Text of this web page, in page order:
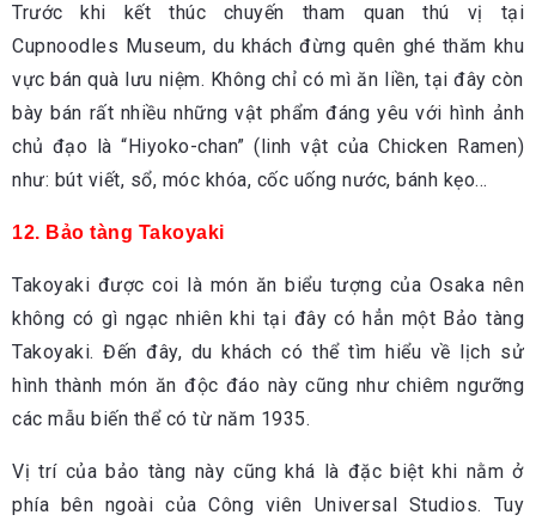
Trước khi kết thúc chuyến tham quan thú vị tại
Cupnoodles Museum, du khách đừng quên ghé thăm khu
vực bán quà lưu niệm. Không chỉ có mì ăn liền, tại đây còn
bày bán rất nhiều những vật phẩm đáng yêu với hình ảnh
chủ đạo là “Hiyoko-chan” (linh vật của Chicken Ramen)
như: bút viết, sổ, móc khóa, cốc uống nước, bánh kẹo…
12. Bảo tàng Takoyaki
Takoyaki được coi là món ăn biểu tượng của Osaka nên
không có gì ngạc nhiên khi tại đây có hẳn một Bảo tàng
Takoyaki. Đến đây, du khách có thể tìm hiểu về lịch sử
hình thành món ăn độc đáo này cũng như chiêm ngưỡng
các mẫu biến thể có từ năm 1935.
Vị trí của bảo tàng này cũng khá là đặc biệt khi nằm ở
phía bên ngoài của Công viên Universal Studios. Tuy